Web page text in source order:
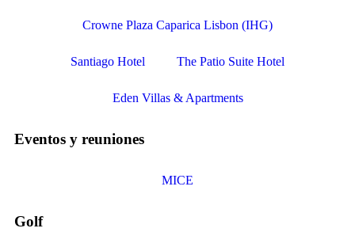
Crowne Plaza Caparica Lisbon (IHG)
Santiago Hotel The Patio Suite Hotel
Eden Villas & Apartments
Eventos y reuniones
MICE
Golf